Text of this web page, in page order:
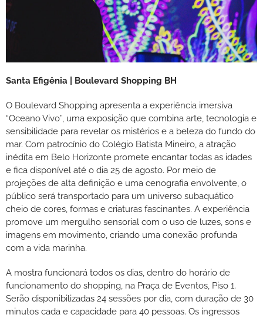
Santa Efigênia | Boulevard Shopping BH
O Boulevard Shopping apresenta a experiência imersiva
“Oceano Vivo”, uma exposição que combina arte, tecnologia e
sensibilidade para revelar os mistérios e a beleza do fundo do
mar. Com patrocínio do Colégio Batista Mineiro, a atração
inédita em Belo Horizonte promete encantar todas as idades
e fica disponível até o dia 25 de agosto. Por meio de
projeções de alta definição e uma cenografia envolvente, o
público será transportado para um universo subaquático
cheio de cores, formas e criaturas fascinantes. A experiência
promove um mergulho sensorial com o uso de luzes, sons e
imagens em movimento, criando uma conexão profunda
com a vida marinha.
A mostra funcionará todos os dias, dentro do horário de
funcionamento do shopping, na Praça de Eventos, Piso 1.
Serão disponibilizadas 24 sessões por dia, com duração de 30
minutos cada e capacidade para 40 pessoas. Os ingressos